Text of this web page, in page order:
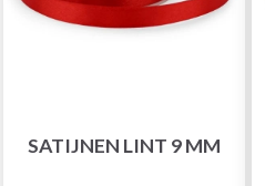
SATIJNEN LINT 9 MM